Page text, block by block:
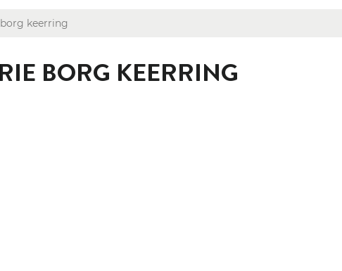
borg keerring
BORG KEERRING